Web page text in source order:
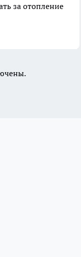
за отопление